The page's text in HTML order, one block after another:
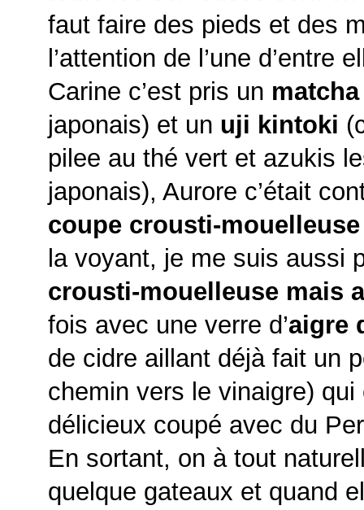
faut faire des pieds et des
l’attention de l’une d’entre
Carine c’est pris un
japonais) et un uji kintoki
pilee au thé vert et azukis
japonais), Aurore c’était
coupe crousti-
la voyant, je me suis aussi
crousti-mouelleuse mais
fois avec une verre d’aigre
de cidre aillant déjà fait un
chemin vers le vinaigre) qui
délicieux coupé avec du
En sortant, on à tout
quelque gateaux et quand